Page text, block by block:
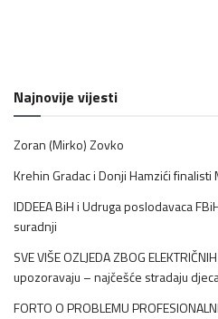
Najnovije vijesti
Zoran (Mirko) Zovko
Krehin Gradac i Donji Hamzići finalisti
IDDEEA BiH i Udruga poslodavaca
suradnji
SVE VIŠE OZLJEDA ZBOG
upozoravaju – najčešće stradaju
FORTO O PROBLEMU